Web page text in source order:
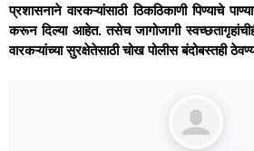
प्रशासनाने वारकऱ्यांसाठी ठिकठिकाणी पिण्याचे
करून दिल्या आहेत. तसेच जागोजागी
वारकऱ्यांच्या सुरक्षेतेसाठी चोख पोलीस बंदोबस्तही